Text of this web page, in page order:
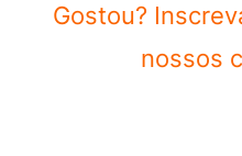
Gostou?
nossos